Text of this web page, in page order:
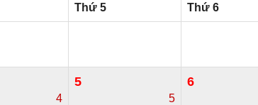
Thứ 5 Thứ 6
4
5
5
6